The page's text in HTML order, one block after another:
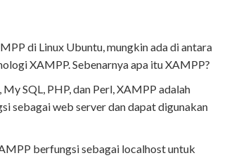
di Linux Ubuntu, mungkin ada di antara
XAMPP. Sebenarnya apa itu XAMPP?
SQL, PHP, dan Perl, XAMPP adalah
sebagai web server dan dapat digunakan
berfungsi sebagai localhost untuk